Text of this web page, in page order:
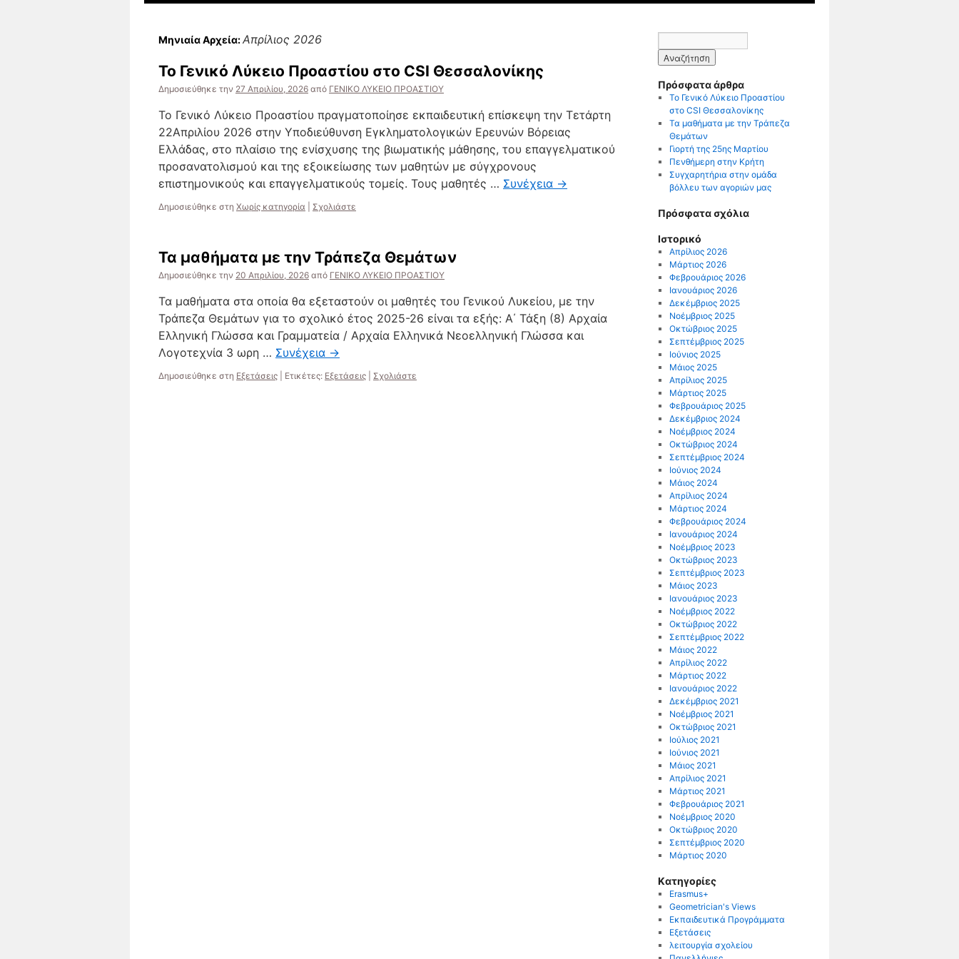
Μηνιαία Αρχεία:Απρίλιος 2026
Το Γενικό Λύκειο Προαστίου στο CSI Θεσσαλονίκης
Δημοσιεύθηκε την 27 Απριλίου, 2026 από ΓΕΝΙΚΟ ΛΥΚΕΙΟ ΠΡΟΑΣΤΙΟΥ
Το Γενικό Λύκειο Προαστίου πραγματοποίησε εκπαιδευτική επίσκεψη την Τετάρτη
22Απριλίου 2026 στην Υποδιεύθυνση Εγκληματολογικών Ερευνών Βόρειας
Ελλάδας, στο πλαίσιο της ενίσχυσης της βιωματικής μάθησης, του επαγγελματικού
προσανατολισμού και της εξοικείωσης των μαθητών με σύγχρονους
επιστημονικούς και επαγγελματικούς τομείς. Τους μαθητές … Συνέχεια →
Δημοσιεύθηκε στη Χωρίς κατηγορία Σχολιάστε
Τα μαθήματα με την Τράπεζα Θεμάτων
Δημοσιεύθηκε την 20 Απριλίου, 2026 από ΓΕΝΙΚΟ ΛΥΚΕΙΟ ΠΡΟΑΣΤΙΟΥ
Τα μαθήματα στα οποία θα εξεταστούν οι μαθητές του Γενικού Λυκείου, με την
Τράπεζα Θεμάτων για το σχολικό έτος 2025-26 είναι τα εξής: Α΄ Τάξη (8) Αρχαία
Ελληνική Γλώσσα και Γραμματεία / Αρχαία Ελληνικά Νεοελληνική Γλώσσα και
Λογοτεχνία 3 ωρη … Συνέχεια →
Δημοσιεύθηκε στη Εξετάσεις Ετικέτες: Εξετάσεις Σχολιάστε
Πρόσφατα άρθρα
Το Γενικό Λύκειο Προαστίου
στο CSI Θεσσαλονίκης
Τα μαθήματα με την Τράπεζα
Θεμάτων
Γιορτή της 25ης Μαρτίου
Πενθήμερη στην Κρήτη
Συγχαρητήρια στην ομάδα
βόλλευ των αγοριών μας
Πρόσφατα σχόλια
Ιστορικό
Απρίλιος 2026
Μάρτιος 2026
Φεβρουάριος 2026
Ιανουάριος 2026
Δεκέμβριος 2025
Νοέμβριος 2025
Οκτώβριος 2025
Σεπτέμβριος 2025
Ιούνιος 2025
Μάιος 2025
Απρίλιος 2025
Μάρτιος 2025
Φεβρουάριος 2025
Δεκέμβριος 2024
Νοέμβριος 2024
Οκτώβριος 2024
Σεπτέμβριος 2024
Ιούνιος 2024
Μάιος 2024
Απρίλιος 2024
Μάρτιος 2024
Φεβρουάριος 2024
Ιανουάριος 2024
Νοέμβριος 2023
Οκτώβριος 2023
Σεπτέμβριος 2023
Μάιος 2023
Ιανουάριος 2023
Νοέμβριος 2022
Οκτώβριος 2022
Σεπτέμβριος 2022
Μάιος 2022
Απρίλιος 2022
Μάρτιος 2022
Ιανουάριος 2022
Δεκέμβριος 2021
Νοέμβριος 2021
Οκτώβριος 2021
Ιούλιος 2021
Ιούνιος 2021
Μάιος 2021
Απρίλιος 2021
Μάρτιος 2021
Φεβρουάριος 2021
Νοέμβριος 2020
Οκτώβριος 2020
Σεπτέμβριος 2020
Μάρτιος 2020
Kατηγορίες
Erasmus+
Geometrician's Views
Εκπαιδευτικά Προγράμματα
Εξετάσεις
λειτουργία σχολείου